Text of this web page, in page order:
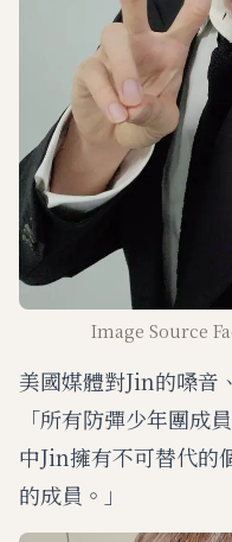
Image Source
美國媒體對Jin的嗓音
「所有防彈少年團成
中Jin擁有不可替代的
的成員。」